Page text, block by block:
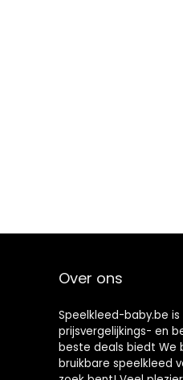
Over ons
Speelkleed-baby.be
prijsvergelijkings- en
beste deals biedt We
bruikbare speelkleed